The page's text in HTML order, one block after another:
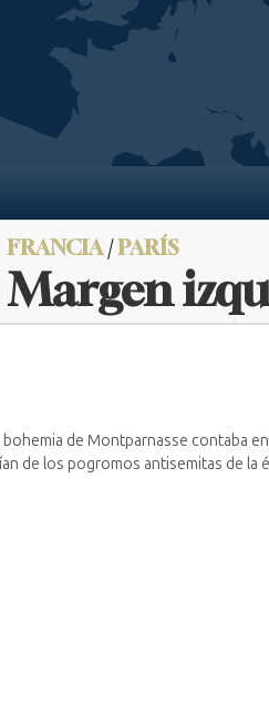
FRANCIA/PARÍS
Margen
bohemia de Montparnasse contaba
de los pogromos antisemitas de la